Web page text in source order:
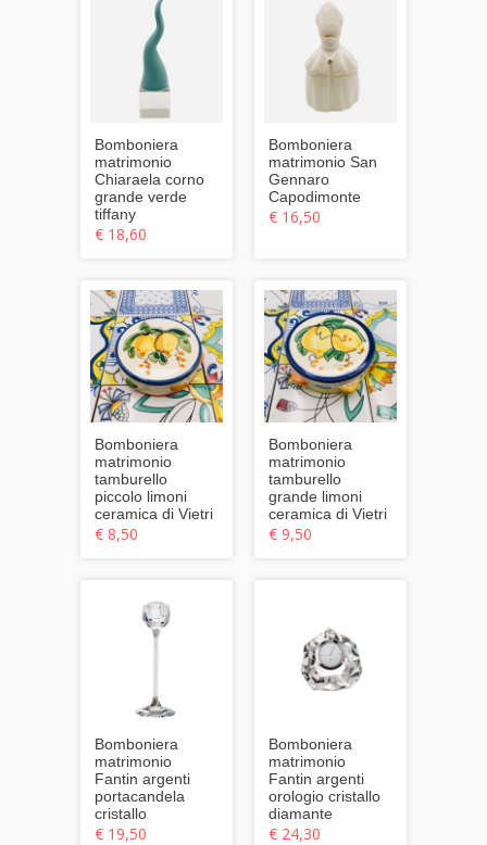
Bomboniera
matrimonio
Chiaraela corno
grande verde
tiffany
€ 18,60
Bomboniera
matrimonio San
Gennaro
Capodimonte
€ 16,50
Bomboniera
matrimonio
tamburello
piccolo limoni
ceramica di Vietri
€ 8,50
Bomboniera
matrimonio
tamburello
grande limoni
ceramica di Vietri
€ 9,50
Bomboniera
matrimonio
Fantin argenti
portacandela
cristallo
€ 19,50
Bomboniera
matrimonio
Fantin argenti
orologio cristallo
diamante
€ 24,30